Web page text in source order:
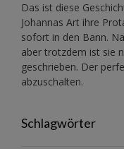
Das ist diese
Johannas Art ihre
sofort in den Bann.
aber trotzdem ist sie
geschrieben. Der
abzuschalten.
Schlagwörter